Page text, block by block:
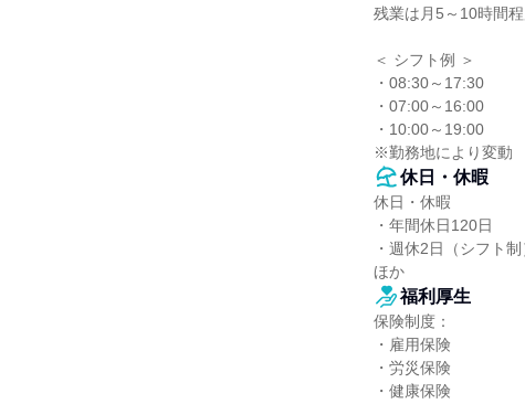
残業は月5～10時間程
＜ シフト例 ＞
・08:30～17:30
・07:00～16:00
・10:00～19:00
※勤務地により変動
休日・休暇
休日・休暇
・年間休日120日
・週休2日（シフト制
ほか
福利厚生
保険制度：
・雇用保険
・労災保険
・健康保険